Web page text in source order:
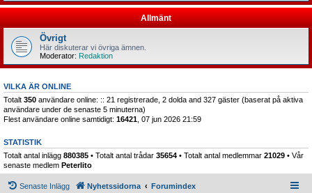
Allmänt
Övrigt
Här diskuterar vi övriga ämnen.
Moderator: Redaktion
VILKA ÄR ONLINE
Totalt 350 användare online: :: 21 registrerade, 2 dolda and 327 gäster (baserat på aktiva
användare under de senaste 5 minuterna)
Flest användare online samtidigt: 16421 , 07 jun 2026 21:59
STATISTIK
Totalt antal inlägg 880385 • Totalt antal trådar 35654 • Totalt antal medlemmar 21029 • Vår
senaste medlem Peterlito
Senaste Inlägg Nyhetssidorna Forumindex